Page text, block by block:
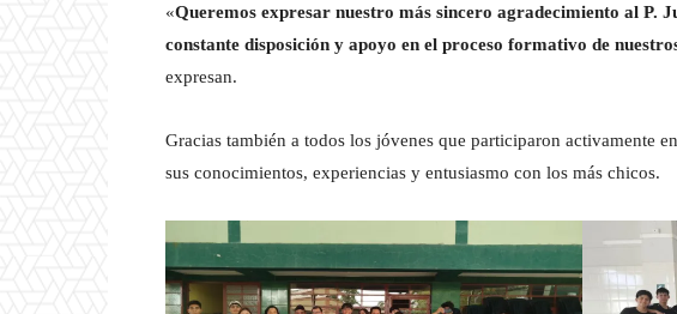
«Queremos expresar nuestro más sincero agradecimiento al P.
constante disposición y apoyo en el proceso formativo de
expresan.
Gracias también a todos los jóvenes que participaron activamente
sus conocimientos, experiencias y entusiasmo con los más chicos.